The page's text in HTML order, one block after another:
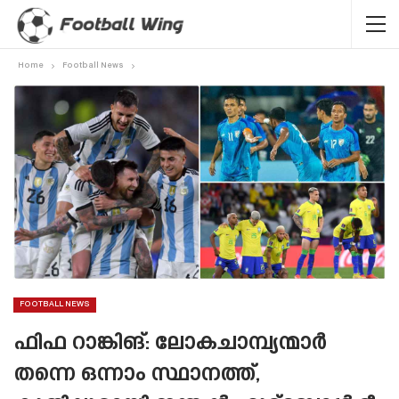
Home Football News
FOOTBALL NEWS
ഫിഫ റാങ്കിങ്: ലോകചാമ്പ്യന്മാർ
തന്നെ ഒന്നാം സ്ഥാനത്ത്,